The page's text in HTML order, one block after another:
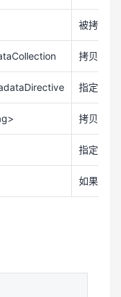
被拷贝对
拷贝生成
指定拷贝
拷贝生成
指定被拷
如果桶被